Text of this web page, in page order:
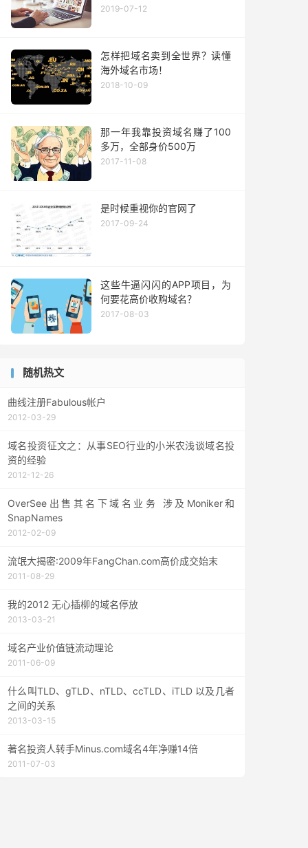
2019-07-12
怎样把域名卖到全世界？读懂
海外域名市场！
2018-10-09
那一年我靠投资域名赚了100
多万，全部身价500万
2017-11-08
是时候重视你的官网了
2017-09-24
这些牛逼闪闪的APP项目，为
何要花高价收购域名？
2017-08-03
随机热文
曲线注册Fabulous帐户
2012-03-29
域名投资征文之：从事SEO行业的小米农浅谈域名投
资的经验
2012-12-26
OverSee出售其名下域名业务 涉及Moniker和
SnapNames
2012-02-09
流氓大揭密:2009年FangChan.com高价成交始末
2011-08-29
我的2012 无心插柳的域名停放
2013-03-21
域名产业价值链流动理论
2011-06-09
什么叫TLD、gTLD、nTLD、ccTLD、iTLD 以及几者
之间的关系
2013-03-15
著名投资人转手Minus.com域名4年净赚14倍
2011-07-03